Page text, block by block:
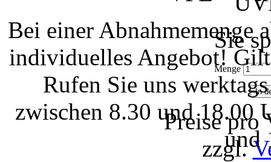
Sie
Menge
Preise
zzgl.
Bei einer Abnahmemenge
individuelles Angebot!
Rufen Sie uns
zwischen 8.30 und 18.00
und